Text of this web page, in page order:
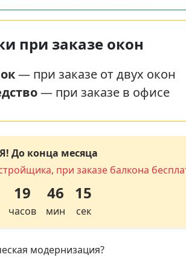
при заказе окон
— при заказе от двух окон
— при заказе в офисе
До конца месяца
при заказе балкона
19
часов
46
мин
14
сек
модернизация?